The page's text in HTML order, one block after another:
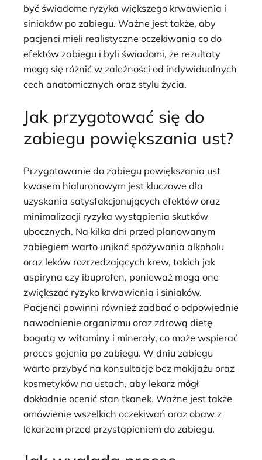
być świadome ryzyka większego krwawienia i
siniaków po zabiegu. Ważne jest także, aby
pacjenci mieli realistyczne oczekiwania co do
efektów zabiegu i byli świadomi, że rezultaty
mogą się różnić w zależności od indywidualnych
cech anatomicznych oraz stylu życia.
Jak przygotować się do
zabiegu powiększania ust?
Przygotowanie do zabiegu powiększania ust
kwasem hialuronowym jest kluczowe dla
uzyskania satysfakcjonujących efektów oraz
minimalizacji ryzyka wystąpienia skutków
ubocznych. Na kilka dni przed planowanym
zabiegiem warto unikać spożywania alkoholu
oraz leków rozrzedzających krew, takich jak
aspiryna czy ibuprofen, ponieważ mogą one
zwiększać ryzyko krwawienia i siniaków.
Pacjenci powinni również zadbać o odpowiednie
nawodnienie organizmu oraz zdrową dietę
bogatą w witaminy i minerały, co może wspierać
proces gojenia po zabiegu. W dniu zabiegu
warto przybyć na konsultację bez makijażu oraz
kosmetyków na ustach, aby lekarz mógł
dokładnie ocenić stan tkanek. Ważne jest także
omówienie wszelkich oczekiwań oraz obaw z
lekarzem przed przystąpieniem do zabiegu.